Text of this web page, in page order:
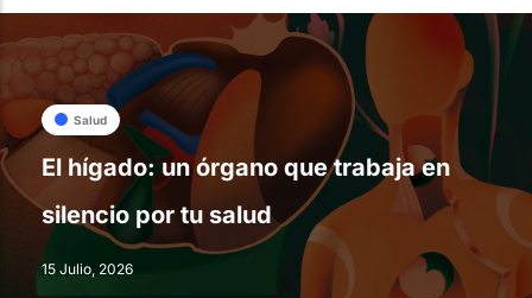
Salud
El hígado: un órgano que trabaja en
silencio por tu salud
15 Julio, 2026